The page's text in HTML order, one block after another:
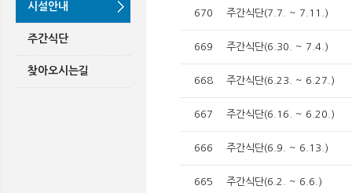
시설안내
주간식단
찾아오시는길
670 주간식단(7.7. ~ 7.11.)
669 주간식단(6.30. ~ 7.4.)
668 주간식단(6.23. ~ 6.27.)
667 주간식단(6.16. ~ 6.20.)
666 주간식단(6.9. ~ 6.13.)
665 주간식단(6.2. ~ 6.6.)